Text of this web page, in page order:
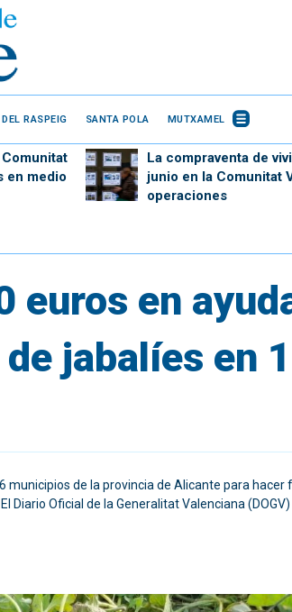
RASPEIG SANTA POLA MUTXAMEL
en medio
La compraventa de
junio en la Comunitat
operaciones
euros en
jabalíes en
municipios de la provincia de Alicante para hacer
Oficial de la Generalitat Valenciana